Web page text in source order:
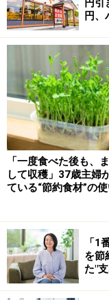
なったかもしれま
分で通えるところ
スポーツジ
たいのです
一番最初に3カ月
か？とトレーナー
キロで……という
で気付いた事は、
ができるライフ
に気付きました。
今でもそうですが
スリムに戻すには
円
円
「一度食べた後も、
して収穫」37歳主婦
ている“節約食材”の
「1
を節
た"